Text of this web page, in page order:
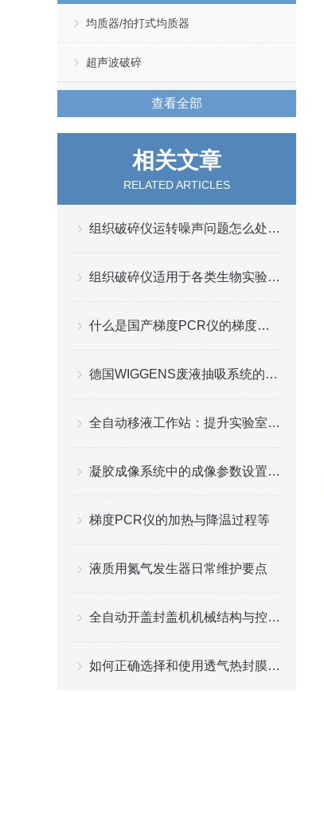
均质器/拍打式均质器
超声波破碎
查看全部
相关文章
RELATED ARTICLES
组织破碎仪运转噪声问题怎么处理?
组织破碎仪适用于各类生物实验室和理化分析实验室
什么是国产梯度PCR仪的梯度温度控制？
德国WIGGENS废液抽吸系统的使用注意细节
全自动移液工作站：提升实验室效率的关键设备
凝胶成像系统中的成像参数设置指南
梯度PCR仪的加热与降温过程等
液质用氮气发生器日常维护要点
全自动开盖封盖机机械结构与控制系统设计分析
如何正确选择和使用透气热封膜进行细胞培养